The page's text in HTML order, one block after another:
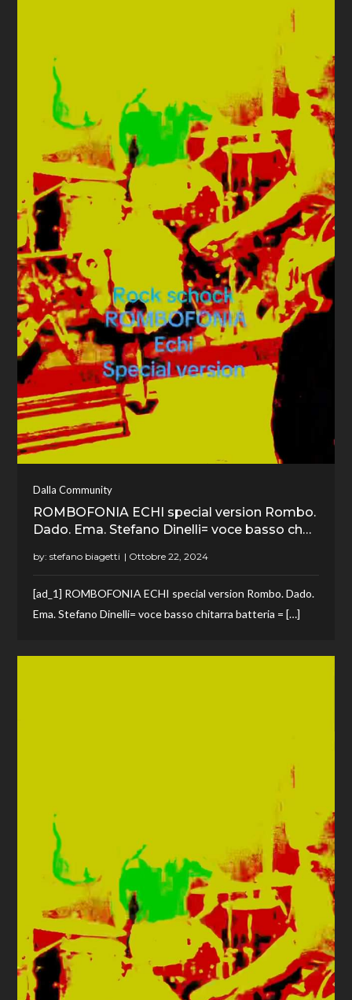
Dalla Community
ROMBOFONIA ECHI special version Rombo.
Dado. Ema. Stefano Dinelli= voce basso ch…
by:stefano biagetti
[ad_1] ROMBOFONIA ECHI special version Rombo. Dado.
Ema. Stefano Dinelli= voce basso chitarra batteria = […]